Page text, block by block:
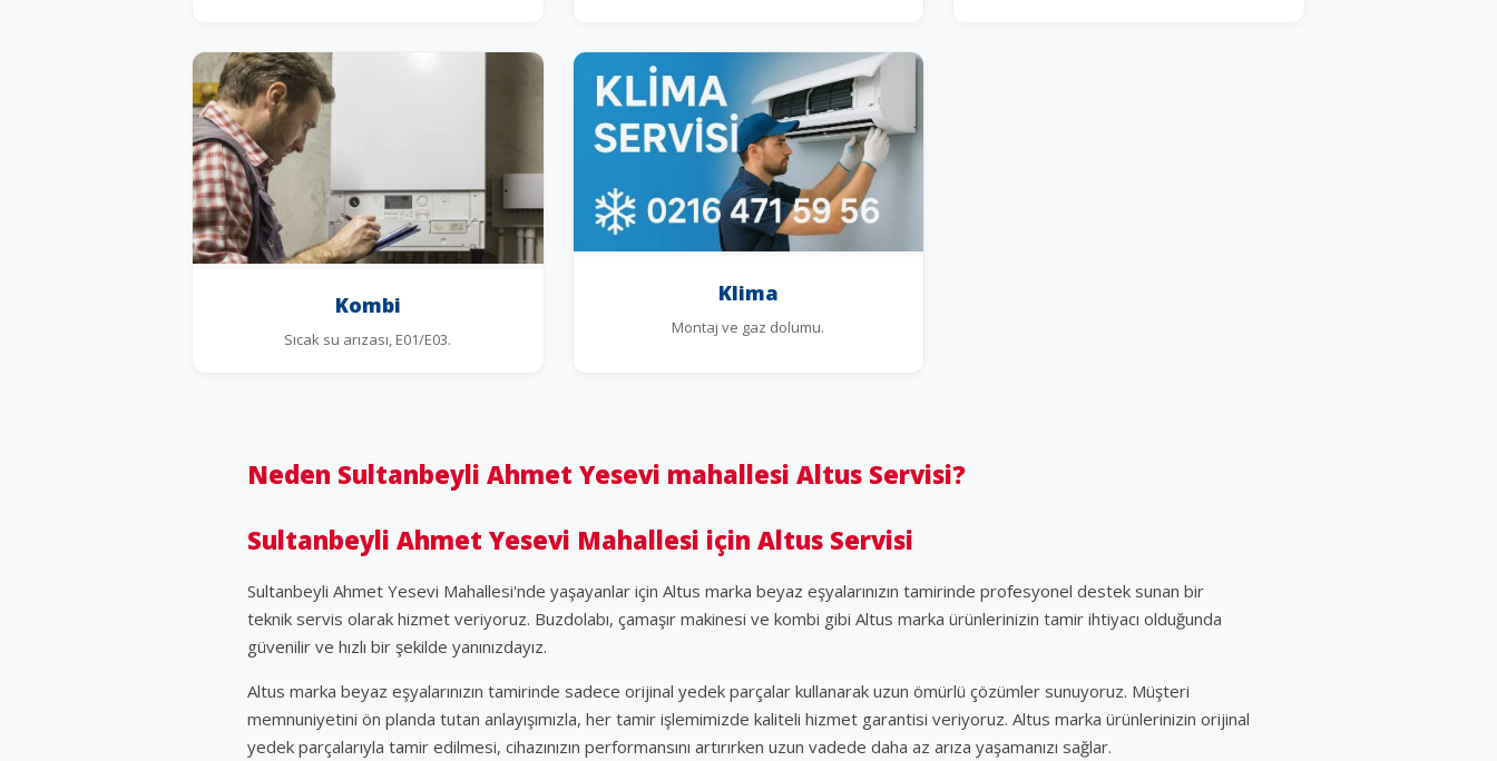
Kombi
Sıcak su arızası, E01/E03.
Klima
Montaj ve gaz dolumu.
Neden Sultanbeyli Ahmet Yesevi mahallesi Altus Servisi?
Sultanbeyli Ahmet Yesevi Mahallesi için Altus Servisi
Sultanbeyli Ahmet Yesevi Mahallesi'nde yaşayanlar için Altus marka beyaz eşyalarınızın tamirinde profesyonel destek sunan bir
teknik servis olarak hizmet veriyoruz. Buzdolabı, çamaşır makinesi ve kombi gibi Altus marka ürünlerinizin tamir ihtiyacı olduğunda
güvenilir ve hızlı bir şekilde yanınızdayız.
Altus marka beyaz eşyalarınızın tamirinde sadece orijinal yedek parçalar kullanarak uzun ömürlü çözümler sunuyoruz. Müşteri
memnuniyetini ön planda tutan anlayışımızla, her tamir işlemimizde kaliteli hizmet garantisi veriyoruz. Altus marka ürünlerinizin orijinal
yedek parçalarıyla tamir edilmesi, cihazınızın performansını artırırken uzun vadede daha az arıza yaşamanızı sağlar.